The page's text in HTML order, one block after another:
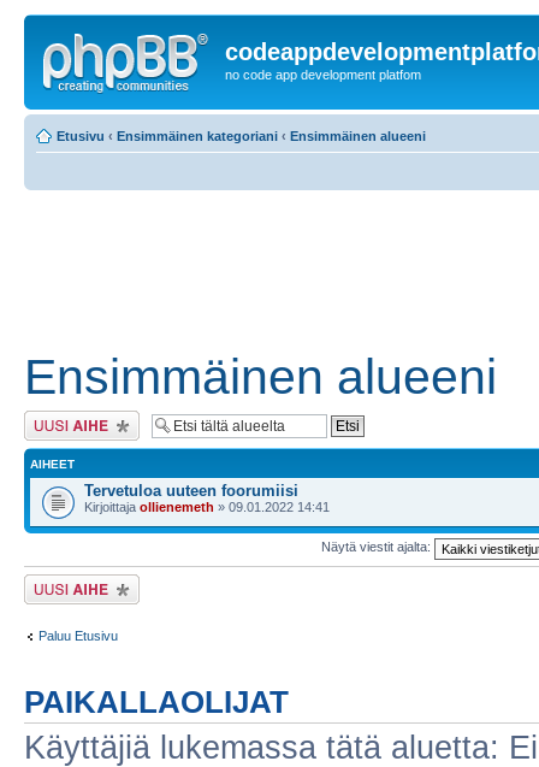
no code app development platfom
Etusivu ‹ Ensimmäinen kategoriani ‹ Ensimmäinen alueeni
Ensimmäinen alueeni
Lähetä uusi viesti
AIHEET
Tervetuloa uuteen foorumiisi
Kirjoittaja ollienemeth » 09.01.2022 14:41
Näytä viestit ajalta:
Lähetä uusi viesti
Paluu Etusivu
PAIKALLAOLIJAT
Käyttäjiä lukemassa tätä aluetta: